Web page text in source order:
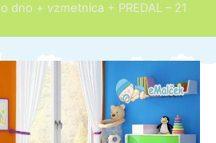
dno + vzmetnica + PREDAL – 21